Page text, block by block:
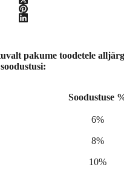
pakume toodetele
soodustusi:
Soodustuse
6%
8%
10%